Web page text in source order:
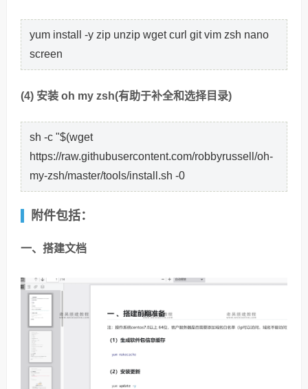
yum install -y zip unzip wget curl git vim zsh nano
screen
(4) 安装 oh my zsh(有助于补全和选择目录)
sh -c "$(wget
https://raw.githubusercontent.com/robbyrussell/oh-
my-zsh/master/tools/install.sh -0
附件包括：
一、搭建文档